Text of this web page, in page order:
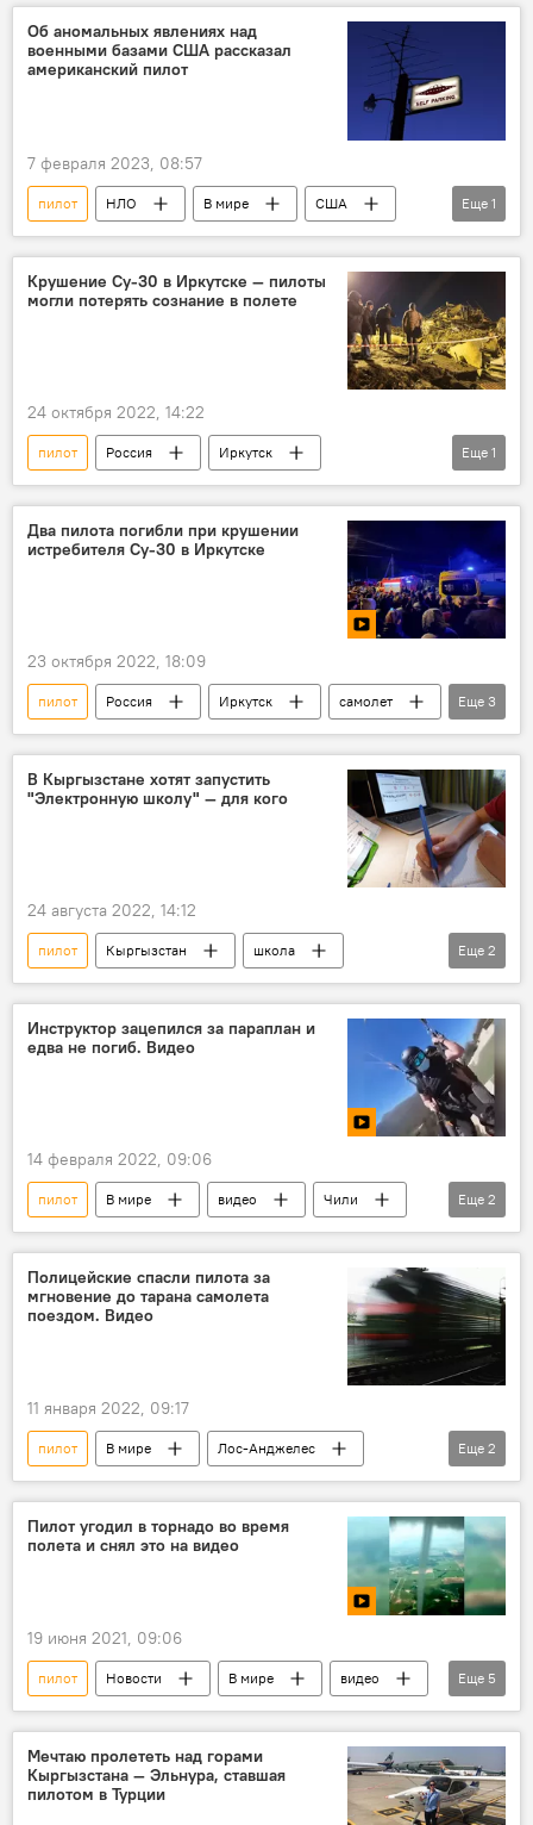
Об аномальных явлениях над
военными базами США рассказал
американский пилот
7 февраля 2023, 08:57
пилот НЛО В мире
США
военная база
Еще 1
Крушение Су-30 в Иркутске — пилоты
могли потерять сознание в полете
24 октября 2022, 14:22
пилот Россия
Иркутск
крушение
самолет
Еще 1
Два пилота погибли при крушении
истребителя Су-30 в Иркутске
23 октября 2022, 18:09
пилот Россия Иркутск
самолет
падение
гибель видео
Еще 3
В Кыргызстане хотят запустить
"Электронную школу" — для кого
24 августа 2022, 14:12
пилот Кыргызстан
школа
проект
Пресс-центр
Еще 2
Инструктор зацепился за параплан и
едва не погиб. Видео
14 февраля 2022, 09:06
пилот В мире видео
Чили
параплан
инструктор
Еще 2
Полицейские спасли пилота за
мгновение до тарана самолета
поездом. Видео
11 января 2022, 09:17
пилот В мире
Лос-Анджелес
самолет
поезд
Еще 2
Пилот угодил в торнадо во время
полета и снял это на видео
19 июня 2021, 09:06
пилот Новости В мире
видео
Мультимедиа
Происшествия
торнадо
Еще 5
Мечтаю пролететь над горами
Кыргызстана — Эльнура, ставшая
пилотом в Турции